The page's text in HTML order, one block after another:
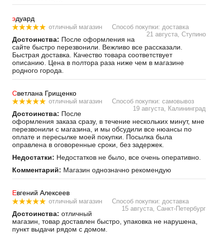
эдуард
отличный магазин
Способ покупки: доставка
21 августа, Ступино
Достоинства: После оформления на
сайте быстро перезвонили. Вежливо все рассказали.
Быстрая доставка. Качество товара соответствует
описанию. Цена в полтора раза ниже чем в магазине
родного города.
Светлана Грищенко
отличный магазин
Способ покупки: самовывоз
19 августа, Калининград
Достоинства: После
оформления заказа сразу, в течение нескольких минут, мне
перезвонили с магазина, и мы обсудили все нюансы по
оплате и пересылке моей покупки. Посылка была
оправлена в оговоренные сроки, без задержек.
Недостатки: Недостатков не было, все очень оперативно.
Комментарий: Магазин однозначно рекомендую
Евгений Алексеев
отличный магазин
Способ покупки: доставка
15 августа, Санкт-Петербург
Достоинства: отличный
магазин, товар доставлен быстро, упаковка не нарушена,
пункт выдачи рядом с домом.